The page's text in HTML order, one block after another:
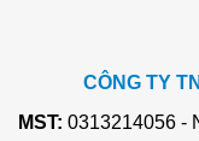
CÔNG TY
MST: 0313214056 -